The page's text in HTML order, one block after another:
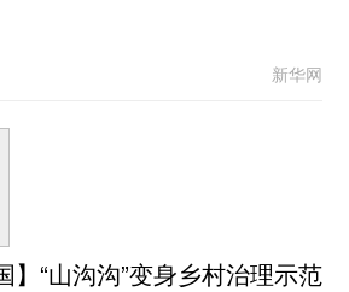
新华网
】“山沟沟”变身乡村治理示范